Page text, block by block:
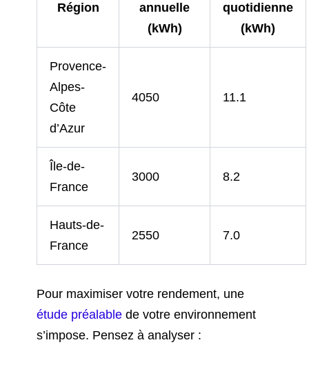
Région
annuelle
(kWh)
quotidienne
(kWh)
Provence-
Alpes-
Côte
d’Azur
4050 11.1
Île-de-
France
3000 8.2
Hauts-de-
France
2550 7.0
Pour maximiser votre rendement, une
étude préalable de votre environnement
s’impose. Pensez à analyser :